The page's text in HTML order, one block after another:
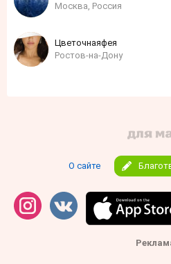
Москва, Россия
Цветочнаяфея
Ростов-на-Дону
О сайте